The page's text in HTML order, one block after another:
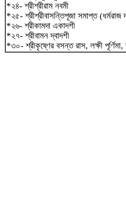
*২৪- শ্রীশ্রীরাম নবমী
*২৫- শ্রীশ্রীবাসন্তিপূজা সমাপ্ত (ধর্মরাজ
*২৬- শ্রীকামদা একাদশী
*২৭- শ্রীবামন দ্বাদশী
*৩০- শ্রীকৃষ্ণের বসন্ত রাস, লক্ষী পূর্ণিমা,